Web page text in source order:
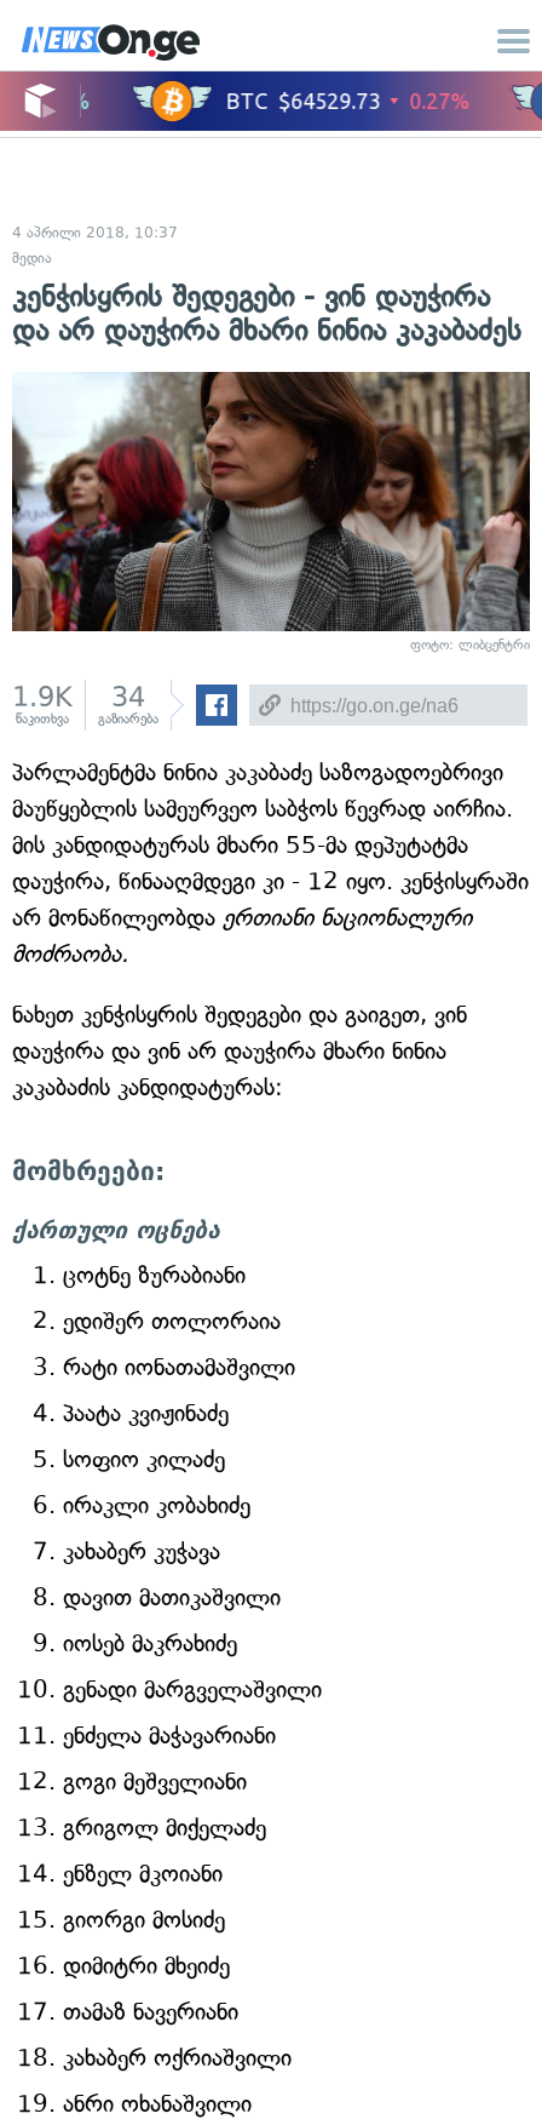
4 აპრილი 2018, 10:37
მედია
კენჭისყრის შედეგები - ვინ დაუჭირა
და არ დაუჭირა მხარი ნინია კაკაბაძეს
ფოტო: ლიბცენტრი
1.9K
წაკითხვა
34
გაზიარება
პარლამენტმა ნინია კაკაბაძე საზოგადოებრივი
მაუწყებლის სამეურვეო საბჭოს წევრად აირჩია.
მის კანდიდატურას მხარი 55-მა დეპუტატმა
დაუჭირა, წინააღმდეგი კი - 12 იყო. კენჭისყრაში
არ მონაწილეობდა ერთიანი ნაციონალური
მოძრაობა.
ნახეთ კენჭისყრის შედეგები და გაიგეთ, ვინ
დაუჭირა და ვინ არ დაუჭირა მხარი ნინია
კაკაბაძის კანდიდატურას:
მომხრეები:
ქართული ოცნება
ცოტნე ზურაბიანი
ედიშერ თოლორაია
რატი იონათამაშვილი
პაატა კვიჟინაძე
სოფიო კილაძე
ირაკლი კობახიძე
კახაბერ კუჭავა
დავით მათიკაშვილი
იოსებ მაკრახიძე
გენადი მარგველაშვილი
ენძელა მაჭავარიანი
გოგი მეშველიანი
გრიგოლ მიქელაძე
ენზელ მკოიანი
გიორგი მოსიძე
დიმიტრი მხეიძე
თამაზ ნავერიანი
კახაბერ ოქრიაშვილი
ანრი ოხანაშვილი